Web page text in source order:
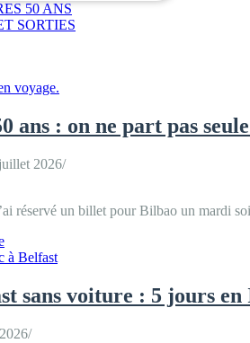
50 ANS
SORTIES
ans : on ne part pas
2026
réservé un billet pour Bilbao un mardi
Voyage
solo
50
ans
on
sans voiture : 5 jours